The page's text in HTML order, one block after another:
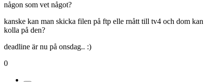
någon som vet något?
kanske kan man skicka filen på ftp elle rnått till tv4 och dom kan
kolla på den?
deadline är nu på onsdag.. :)
0